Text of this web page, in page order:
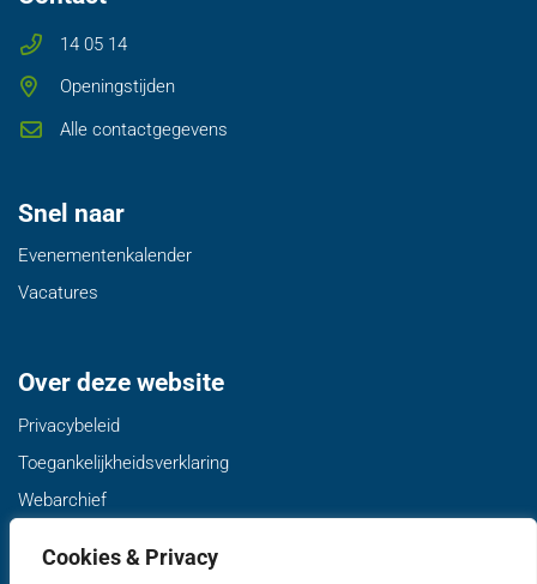
Cookies & Privacy
14 05 14
Openingstijden
Alle contactgegevens
Snel naar
Evenementenkalender
Vacatures
Over deze website
Privacybeleid
Toegankelijkheidsverklaring
Webarchief